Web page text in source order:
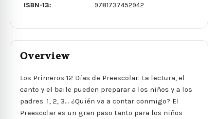
ISBN-13: 9781737452942
Overview
Los Primeros 12 Días de Preescolar: La lectura, el
canto y el baile pueden preparar a los niños y a los
padres. 1, 2, 3... ¿Quién va a contar conmigo? El
Preescolar es un gran paso tanto para los niños